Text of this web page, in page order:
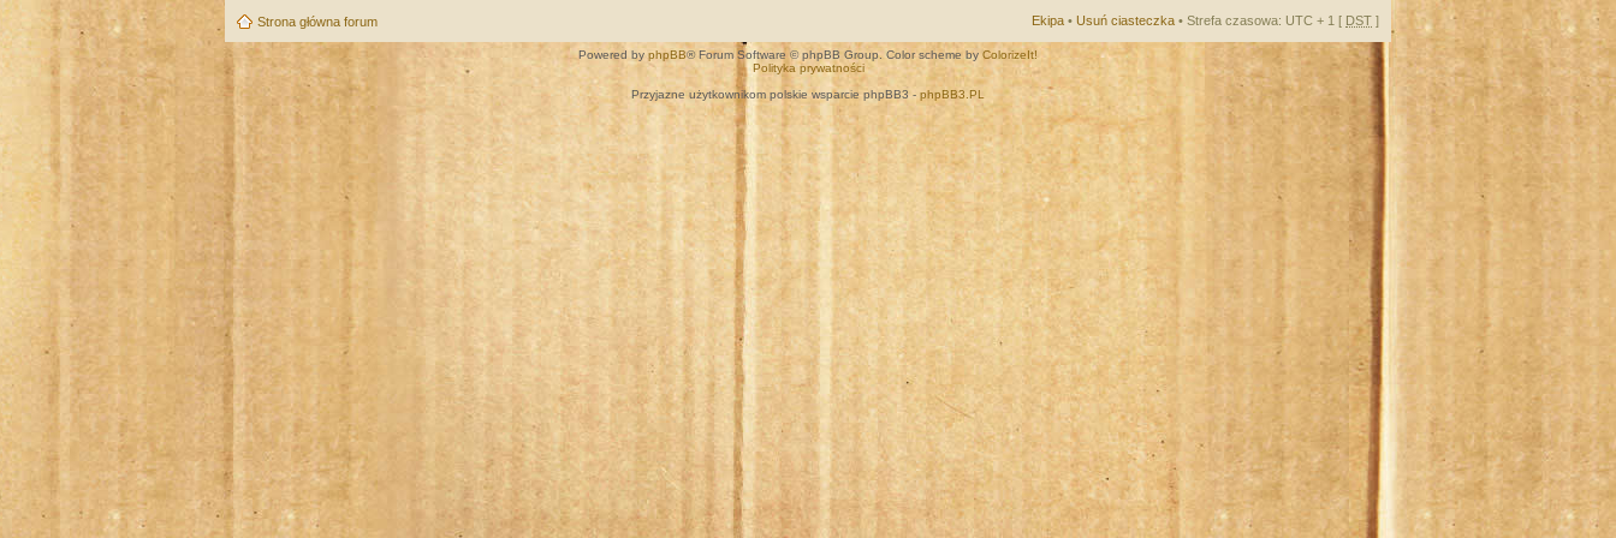
Strona główna forum Ekipa • Usuń ciasteczka • Strefa czasowa: UTC + 1 [ DST ]
Powered by phpBB® Forum Software © phpBB Group. Color scheme by ColorizeIt!
Polityka prywatności
Przyjazne użytkownikom polskie wsparcie phpBB3 - phpBB3.PL